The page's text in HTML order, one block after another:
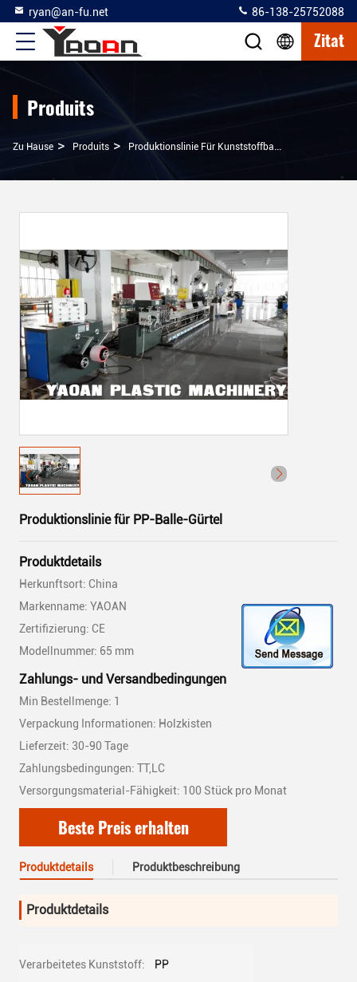
ryan@an-fu.net 86-138-25752088
Zitat
Produits
Zu Hause > Produits > Produktionslinie Für Kunststoffband
Produktionslinie für PP-Balle-Gürtel
Produktdetails
Herkunftsort: China
Markenname: YAOAN
Zertifizierung: CE
Modellnummer: 65 mm
Zahlungs- und Versandbedingungen
Min Bestellmenge: 1
Verpackung Informationen: Holzkisten
Lieferzeit: 30-90 Tage
Zahlungsbedingungen: TT,LC
Versorgungsmaterial-Fähigkeit: 100 Stück pro Monat
Beste Preis erhalten
Produktdetails Produktbeschreibung
Produktdetails
Verarbeitetes Kunststoff: PP